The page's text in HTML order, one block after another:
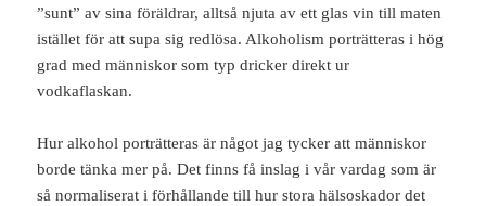
”sunt” av sina föräldrar, alltså njuta av ett glas vin till maten
istället för att supa sig redlösa. Alkoholism porträtteras i hög
grad med människor som typ dricker direkt ur
vodkaflaskan.
Hur alkohol porträtteras är något jag tycker att människor
borde tänka mer på. Det finns få inslag i vår vardag som är
så normaliserat i förhållande till hur stora hälsoskador det